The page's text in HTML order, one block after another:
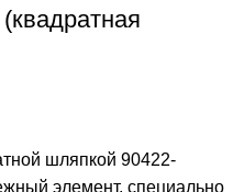
шляпкой 90422-
элемент, специально